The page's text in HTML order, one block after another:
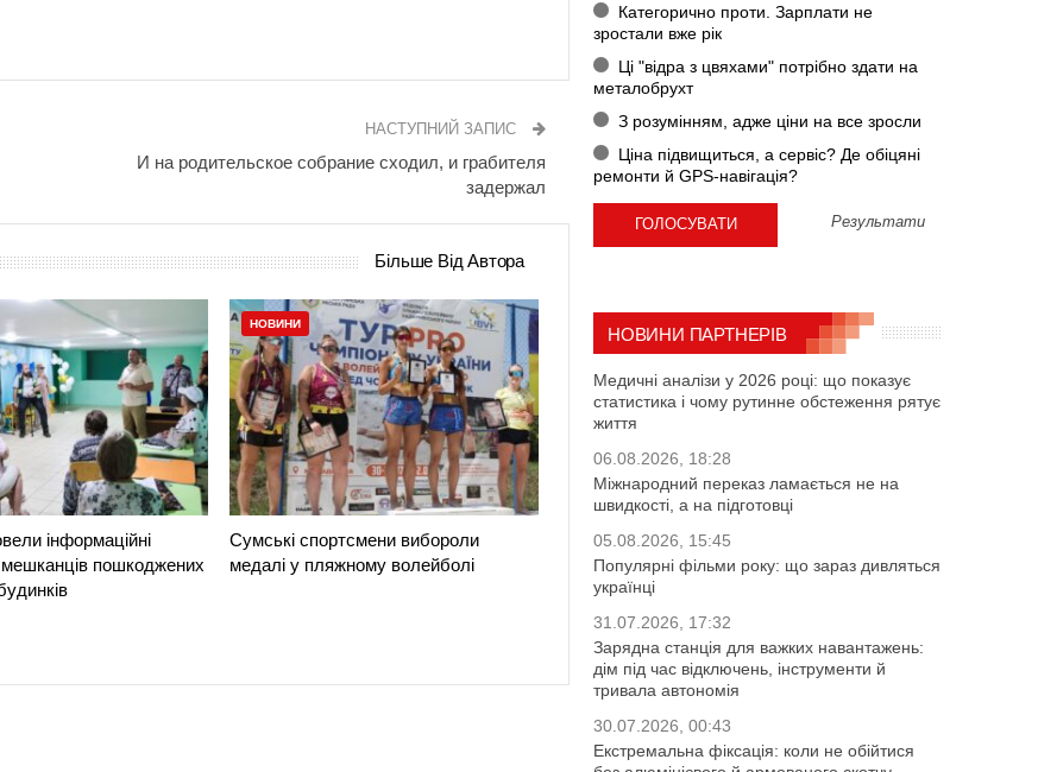
НАСТУПНИЙ ЗАПИС
И на родительское собрание сходил, и грабителя
задержал
Більше Від Автора
інформаційні
мешканців пошкоджених
НОВИНИ
Сумські спортсмени вибороли
медалі у пляжному волейболі
Категорично проти. Зарплати не
зростали вже рік
Ці "відра з цвяхами" потрібно здати на
металобрухт
З розумінням, адже ціни на все зросли
Ціна підвищиться, а сервіс? Де обіцяні
ремонти й GPS-навігація?
Результати
НОВИНИ ПАРТНЕРІВ
Медичні аналізи у 2026 році: що показує
статистика і чому рутинне обстеження рятує
життя
06.08.2026, 18:28
Міжнародний переказ ламається не на
швидкості, а на підготовці
05.08.2026, 15:45
Популярні фільми року: що зараз дивляться
українці
31.07.2026, 17:32
Зарядна станція для важких навантажень:
дім під час відключень, інструменти й
тривала автономія
30.07.2026, 00:43
Екстремальна фіксація: коли не обійтися